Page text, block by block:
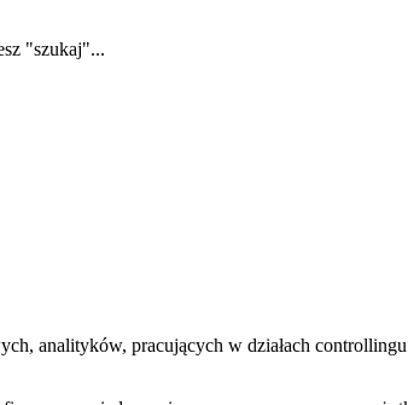
"szukaj"...
analityków, pracujących w działach